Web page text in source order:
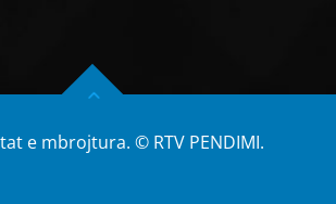
e mbrojtura. © RTV PENDIMI.